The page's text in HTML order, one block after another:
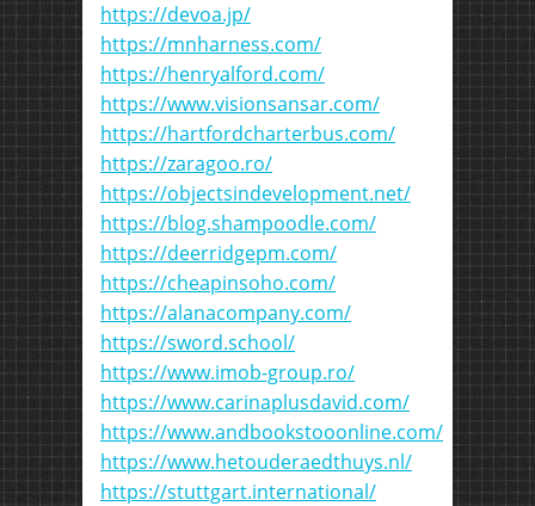
https://devoa.jp/
https://mnharness.com/
https://henryalford.com/
https://www.visionsansar.com/
https://hartfordcharterbus.com/
https://zaragoo.ro/
https://objectsindevelopment.net/
https://blog.shampoodle.com/
https://deerridgepm.com/
https://cheapinsoho.com/
https://alanacompany.com/
https://sword.school/
https://www.imob-group.ro/
https://www.carinaplusdavid.com/
https://www.andbookstooonline.com/
https://www.hetouderaedthuys.nl/
https://stuttgart.international/